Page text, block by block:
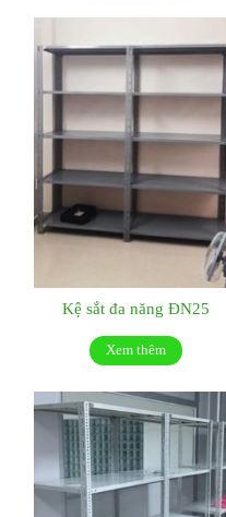
Kệ sắt đa năng ĐN25
Xem thêm